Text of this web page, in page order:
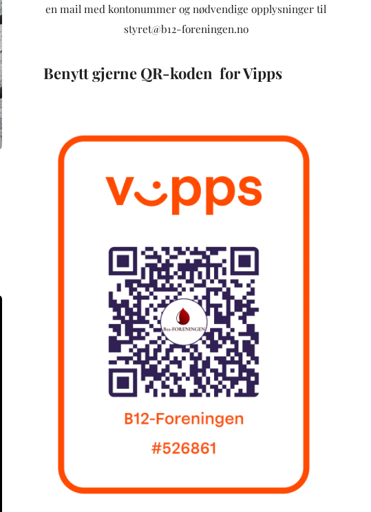
en mail med kontonummer og nødvendige opplysninger til
styret@b12-foreningen.no
Benytt gjerne QR-koden for Vipps